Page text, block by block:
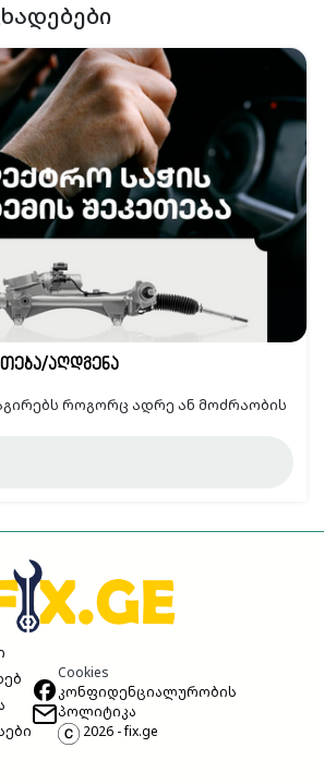
აღდგენა
როგორც ადრე ან მოძრაობის
Cookies
კონფიდენციალურობის
პოლიტიკა
2026 - fix.ge